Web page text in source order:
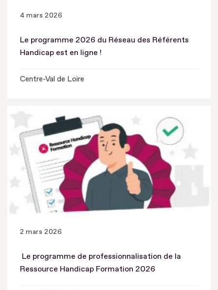
4 mars 2026
Le programme 2026 du Réseau des Référents
Handicap est en ligne !
Centre-Val de Loire
2 mars 2026
Le programme de professionnalisation de la
Ressource Handicap Formation 2026